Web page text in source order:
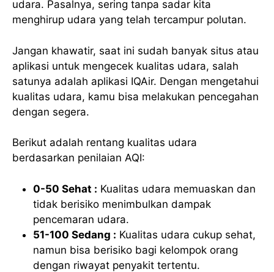
udara. Pasalnya, sering tanpa sadar kita
menghirup udara yang telah tercampur polutan.
Jangan khawatir, saat ini sudah banyak situs atau
aplikasi untuk mengecek kualitas udara, salah
satunya adalah aplikasi IQAir. Dengan mengetahui
kualitas udara, kamu bisa melakukan pencegahan
dengan segera.
Berikut adalah rentang kualitas udara
berdasarkan penilaian AQI:
0-50 Sehat : Kualitas udara memuaskan dan
tidak berisiko menimbulkan dampak
pencemaran udara.
51-100 Sedang : Kualitas udara cukup sehat,
namun bisa berisiko bagi kelompok orang
dengan riwayat penyakit tertentu.